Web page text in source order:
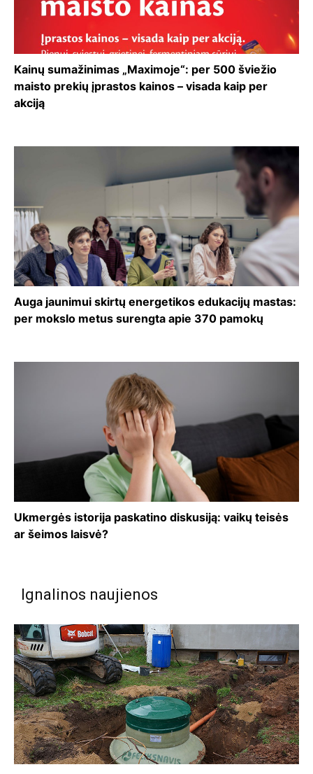
Kainų sumažinimas „Maximoje“: per 500 šviežio
maisto prekių įprastos kainos – visada kaip per
akciją
Auga jaunimui skirtų energetikos edukacijų mastas:
per mokslo metus surengta apie 370 pamokų
Ukmergės istorija paskatino diskusiją: vaikų teisės
ar šeimos laisvė?
Ignalinos naujienos